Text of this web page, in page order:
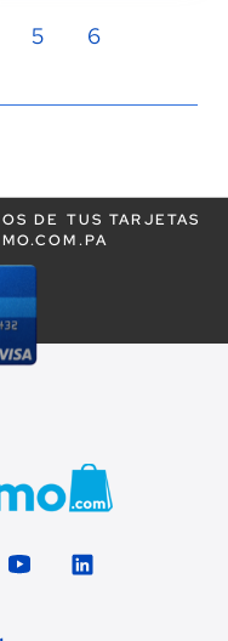
Página
5 Página
6
DE TUS TARJETAS